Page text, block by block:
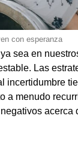
con esperanza
sea en
Las
incertidumbre
a menudo
acerca